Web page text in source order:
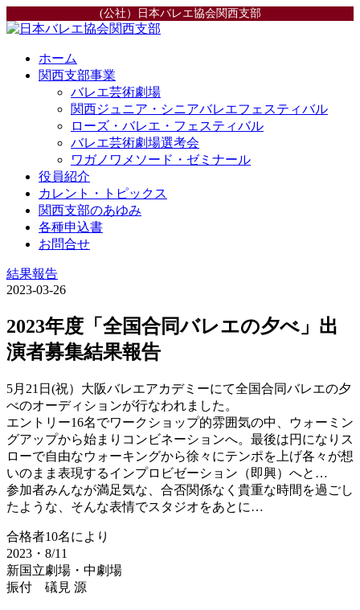
(公社）日本バレエ協会関西支部
ホーム
関西支部事業
バレエ芸術劇場
関西ジュニア・シニアバレエフェスティバル
ローズ・バレエ・フェスティバル
バレエ芸術劇場選考会
ワガノワメソード・ゼミナール
役員紹介
カレント・トピックス
関西支部のあゆみ
各種申込書
お問合せ
結果報告
2023-03-26
2023年度「全国合同バレエの夕べ」出
演者募集結果報告
5月21日(祝）大阪バレエアカデミーにて全国合同バレエの夕
べのオーディションが行なわれました。
エントリー16名でワークショップ的雰囲気の中、ウォーミン
グアップから始まりコンビネーションへ。最後は円になりス
ローで自由なウォーキングから徐々にテンポを上げ各々が想
いのまま表現するインプロビゼーション（即興）へと…
参加者みんなが満足気な、合否関係なく貴重な時間を過ごし
たような、そんな表情でスタジオをあとに…
合格者10名により
2023・8/11
新国立劇場・中劇場
振付 礒見 源